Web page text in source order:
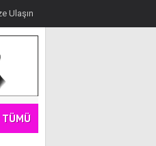
Ulaşın
TÜMÜ